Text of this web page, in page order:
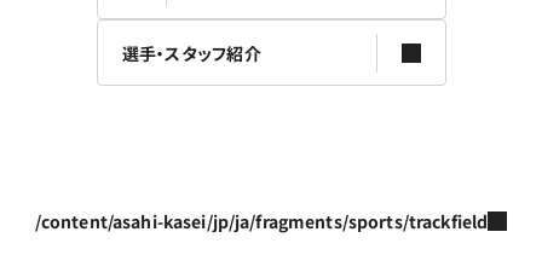
選手・スタッフ紹介
/content/asahi-kasei/jp/ja/fragments/sports/trackfield